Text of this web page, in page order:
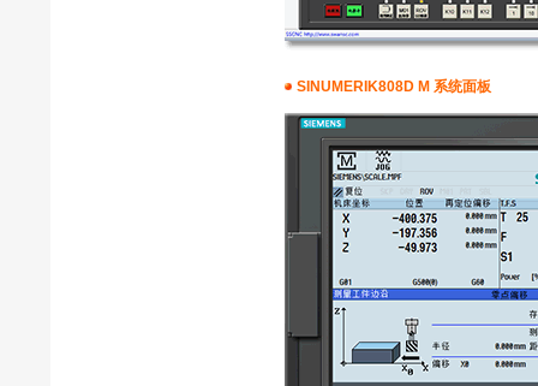
SINUMERIK808D M 系统面板